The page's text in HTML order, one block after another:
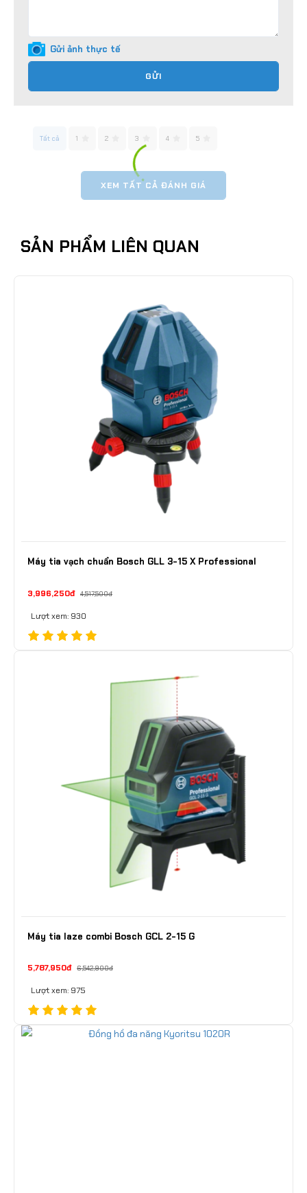
Gửi ảnh thực tế
GỬI
Tất cả 1 2 3 4 5
XEM TẤT CẢ ĐÁNH GIÁ
SẢN PHẨM LIÊN QUAN
Máy tia vạch chuẩn Bosch GLL 3-15 X Professional
3,996,250đ 4,517,500đ
Lượt xem: 930
Máy tia laze combi Bosch GCL 2-15 G
5,787,950đ 6,542,900đ
Lượt xem: 975